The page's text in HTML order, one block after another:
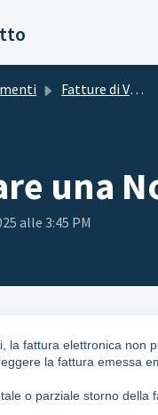
Fatture di Vendita
una
alle 3:45 PM
la fattura elettronica non
la fattura emessa
o parziale storno della